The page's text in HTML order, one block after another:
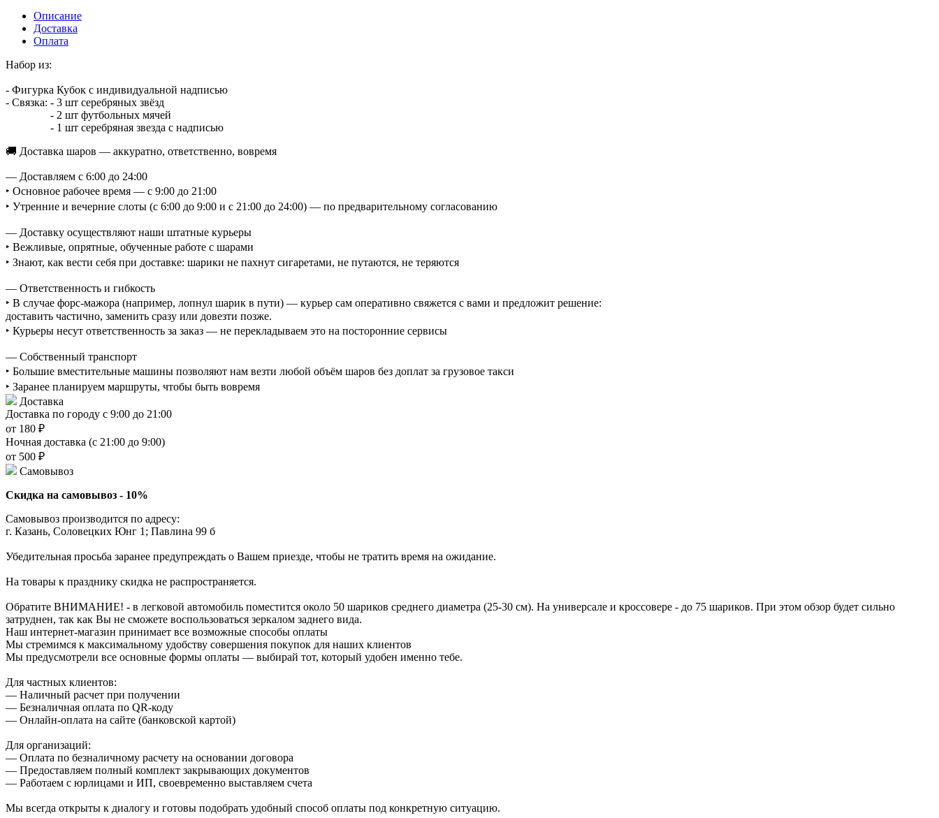
Описание
Доставка
Оплата
Набор из:
- Фигурка Кубок с индивидуальной надписью
- Связка: - 3 шт серебряных звёзд
- 2 шт футбольных мячей
- 1 шт серебряная звезда с надписью
🚚 Доставка шаров — аккуратно, ответственно, вовремя
— Доставляем с 6:00 до 24:00
‣ Основное рабочее время — с 9:00 до 21:00
‣ Утренние и вечерние слоты (с 6:00 до 9:00 и с 21:00 до 24:00) — по предварительному согласованию
— Доставку осуществляют наши штатные курьеры
‣ Вежливые, опрятные, обученные работе с шарами
‣ Знают, как вести себя при доставке: шарики не пахнут сигаретами, не путаются, не теряются
— Ответственность и гибкость
‣ В случае форс-мажора (например, лопнул шарик в пути) — курьер сам оперативно свяжется с вами и предложит решение:
доставить частично, заменить сразу или довезти позже.
‣ Курьеры несут ответственность за заказ — не перекладываем это на посторонние сервисы
— Собственный транспорт
‣ Большие вместительные машины позволяют нам везти любой объём шаров без доплат за грузовое такси
‣ Заранее планируем маршруты, чтобы быть вовремя
Доставка
Доставка по городу с 9:00 до 21:00
от 180 ₽
Ночная доставка (с 21:00 до 9:00)
от 500 ₽
Самовывоз
Скидка на самовывоз - 10%
Самовывоз производится по адресу:
г. Казань, Соловецких Юнг 1; Павлина 99 б
Убедительная просьба заранее предупреждать о Вашем приезде, чтобы не тратить время на ожидание.
На товары к празднику скидка не распространяется.
Обратите ВНИМАНИЕ! - в легковой автомобиль поместится около 50 шариков среднего диаметра (25-30 см). На универсале и кроссовере - до 75 шариков. При этом обзор будет сильно
затруднен, так как Вы не сможете воспользоваться зеркалом заднего вида.
Наш интернет-магазин принимает все возможные способы оплаты
Мы стремимся к максимальному удобству совершения покупок для наших клиентов
Мы предусмотрели все основные формы оплаты — выбирай тот, который удобен именно тебе.
Для частных клиентов:
— Наличный расчет при получении
— Безналичная оплата по QR-коду
— Онлайн-оплата на сайте (банковской картой)
Для организаций:
— Оплата по безналичному расчету на основании договора
— Предоставляем полный комплект закрывающих документов
— Работаем с юрлицами и ИП, своевременно выставляем счета
Мы всегда открыты к диалогу и готовы подобрать удобный способ оплаты под конкретную ситуацию.